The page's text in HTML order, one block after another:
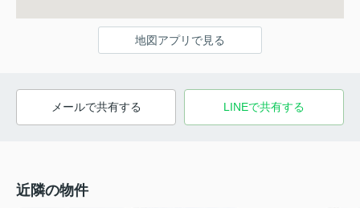
地図アプリで見る
メールで共有する LINEで共有する
近隣の物件